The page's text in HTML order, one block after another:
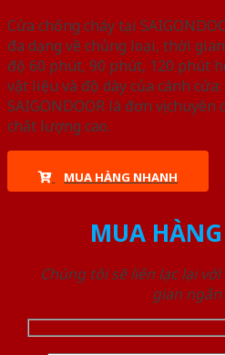
Cửa chống cháy tại
đa dạng về chủng loại, thời
độ 60 phút, 90 phút, 120 phút
vật liệu và độ dày của cánh cửa:
SAIGONDOOR là đơn vị chuyên
chất lượng cao.
MUA HÀNG NHANH
MUA
Chúng tôi sẽ liên lạc lại
gian